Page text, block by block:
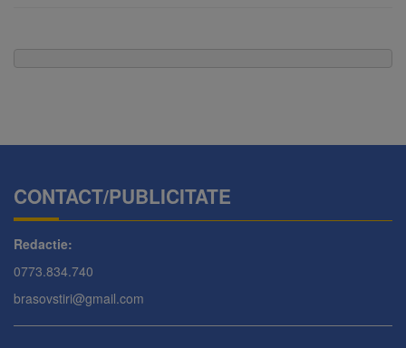
CONTACT/PUBLICITATE
Redactie:
0773.834.740
brasovstiri@gmail.com